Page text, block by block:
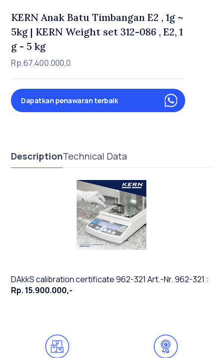
KERN Anak Batu Timbangan E2 , 1g ~
5kg | KERN Weight set 312-086 , E2, 1
g - 5 kg
Rp.67.400.000,0
Dapatkan penawaran terbaik
DescriptionTechnical Data
DAkkS calibration certificate 962-321 Art.-Nr. 962-321 :
Rp. 15.900.000,-